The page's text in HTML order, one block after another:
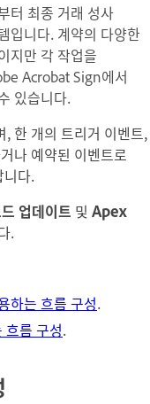
터 최종 거래 성사
입니다. 계약의 다양한
지만 각 작업을
Acrobat Sign에서
있습니다.
, 한 개의 트리거 이벤트,
나 예약된 이벤트로
니다.
업데이트 및 Apex
.
하는 흐름 구성.
름 구성.